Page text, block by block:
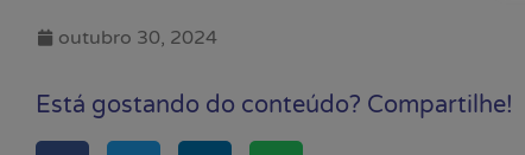
outubro 30, 2024
Está gostando do conteúdo? Compartilhe!